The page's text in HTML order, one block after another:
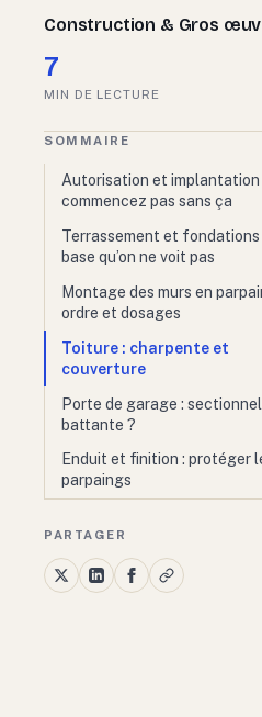
Construction & Gros
7
MIN DE LECTURE
SOMMAIRE
Autorisation et implantation
commencez pas sans ça
Terrassement et fondations
base qu’on ne voit pas
Montage des murs en
ordre et dosages
Toiture : charpente et
couverture
Porte de garage :
battante ?
Enduit et finition : protéger
parpaings
PARTAGER